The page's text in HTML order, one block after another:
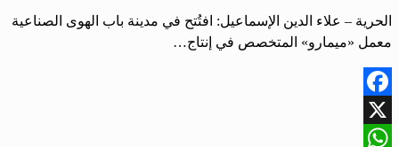
الحرية – علاء الدين الإسماعيل: افتُتح في مدينة باب الهوى الصناعية
معمل «ميمارو» المتخصص في إنتاج…
Facebook
X